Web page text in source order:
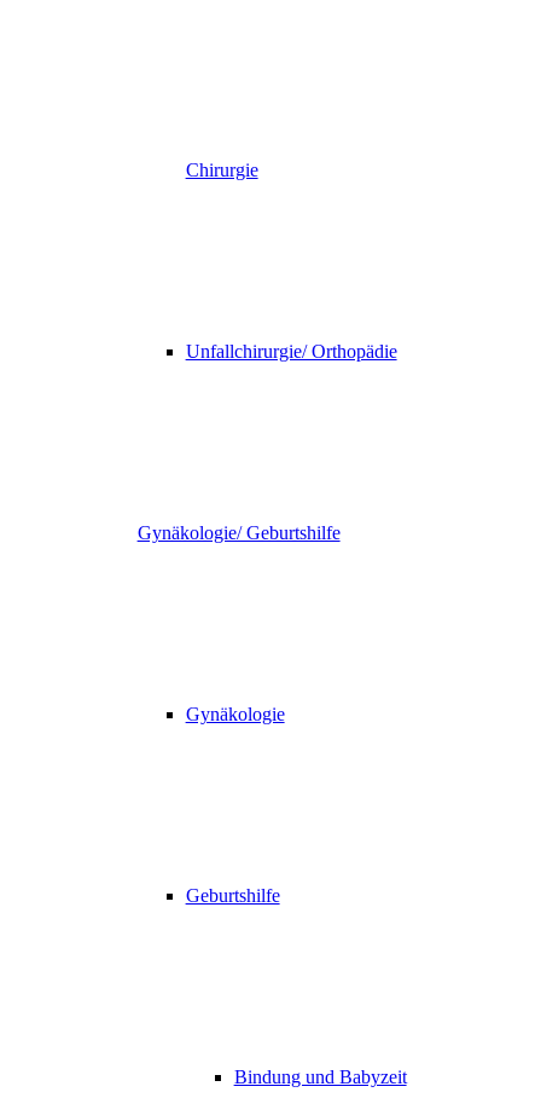
Chirurgie
Unfallchirurgie/ Orthopädie
Gynäkologie/ Geburtshilfe
Gynäkologie
Geburtshilfe
Bindung und Babyzeit